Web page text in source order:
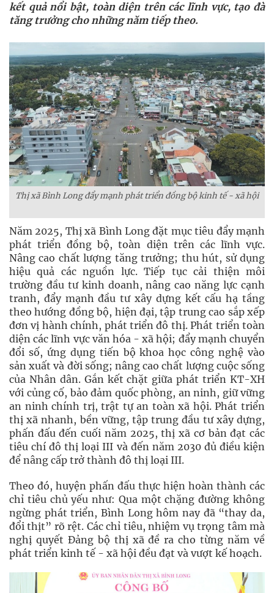
kết quả nổi bật, toàn diện trên các lĩnh vực, tạo đà
tăng trưởng cho những năm tiếp theo.
Thị xã Bình Long đẩy mạnh phát triển đồng bộ kinh tế - xã hội
Năm 2025, Thị xã Bình Long đặt mục tiêu đẩy mạnh
phát triển đồng bộ, toàn diện trên các lĩnh vực.
Nâng cao chất lượng tăng trưởng; thu hút, sử dụng
hiệu quả các nguồn lực. Tiếp tục cải thiện môi
trường đầu tư kinh doanh, nâng cao năng lực cạnh
tranh, đẩy mạnh đầu tư xây dựng kết cấu hạ tầng
theo hướng đồng bộ, hiện đại, tập trung cao sắp xếp
đơn vị hành chính, phát triển đô thị. Phát triển toàn
diện các lĩnh vực văn hóa - xã hội; đẩy mạnh chuyển
đổi số, ứng dụng tiến bộ khoa học công nghệ vào
sản xuất và đời sống; nâng cao chất lượng cuộc sống
của Nhân dân. Gắn kết chặt giữa phát triển KT-XH
với củng cố, bảo đảm quốc phòng, an ninh, giữ vững
an ninh chính trị, trật tự an toàn xã hội. Phát triển
thị xã nhanh, bền vững, tập trung đầu tư xây dựng,
phấn đấu đến cuối năm 2025, thị xã cơ bản đạt các
tiêu chí đô thị loại III và đến năm 2030 đủ điều kiện
để nâng cấp trở thành đô thị loại III.
Theo đó, huyện phấn đấu thực hiện hoàn thành các
chỉ tiêu chủ yếu như: Qua một chặng đường không
ngừng phát triển, Bình Long hôm nay đã “thay da,
đổi thịt” rõ rệt. Các chỉ tiêu, nhiệm vụ trọng tâm mà
nghị quyết Đảng bộ thị xã đề ra cho từng năm về
phát triển kinh tế - xã hội đều đạt và vượt kế hoạch.